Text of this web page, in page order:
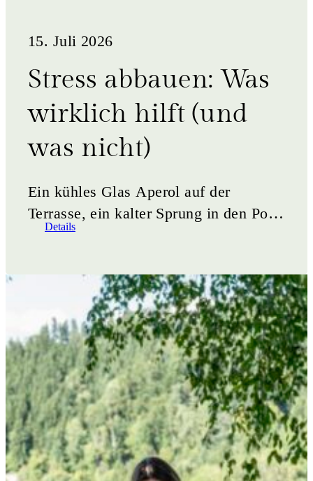
YOGA-WOCHENENDE
YOGA FESTIVAL
YOGARETREAT FÜR
PROGRAMME
PROGRAMMÜBERSICHT
RETREATLEITUNGEN
QI GONG RETREATS
15. Juli 2026
Stress abbauen: Was
wirklich hilft (und
was nicht)
Ein kühles Glas Aperol auf der
Terrasse, ein kalter Sprung in den Pool,
eine Meditations-App mit
Abend.&hellip;
Details